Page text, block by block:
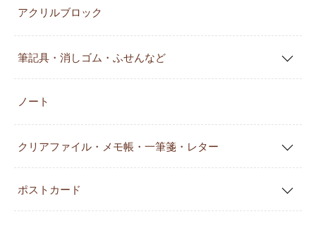
アクリルブロック
筆記具・消しゴム・ふせんなど
ノート
クリアファイル・メモ帳・一筆箋・レター
ポストカード